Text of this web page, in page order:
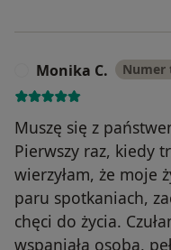
Monika C. Numer
Muszę się z
Pierwszy raz, kiedy
wierzyłam, że moje
paru spotkaniach,
chęci do życia.
wspaniała osoba,